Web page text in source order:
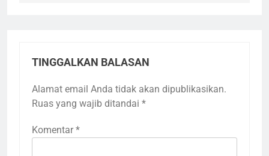
TINGGALKAN BALASAN
Alamat email Anda tidak akan dipublikasikan.
Ruas yang wajib ditandai *
Komentar *